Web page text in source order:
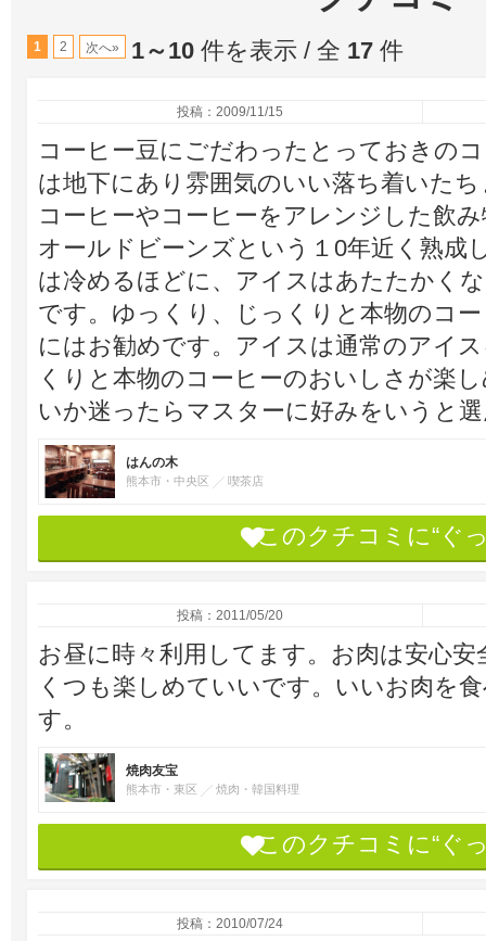
1 2 次へ» 1～10 件を表示 / 全 17 件
投稿：2009/11/15
コーヒー豆にごだわったとっておきの
は地下にあり雰囲気のいい落ち着いた
コーヒーやコーヒーをアレンジした飲
オールドビーンズという１0年近く熟成
は冷めるほどに、アイスはあたたかく
です。ゆっくり、じっくりと本物のコ
にはお勧めです。アイスは通常のアイ
くりと本物のコーヒーのおいしさが楽
いか迷ったらマスターに好みをいう
はんの木
熊本市・中央区 喫茶店
このクチコミに“ぐ
投稿：2011/05/20
お昼に時々利用してます。お肉は安心
くつも楽しめていいです。いいお肉を
す。
焼肉友宝
熊本市・東区 焼肉・韓国料理
このクチコミに“ぐ
投稿：2010/07/24